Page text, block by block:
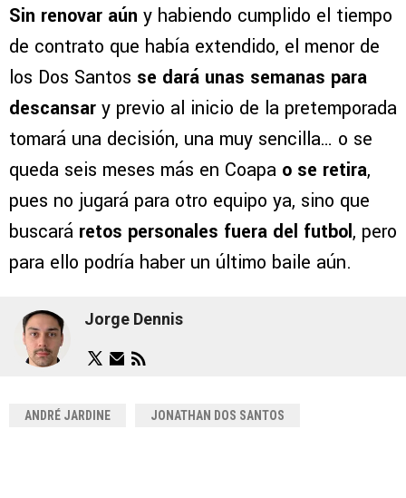
Sin renovar aún y habiendo cumplido el tiempo
de contrato que había extendido, el menor de
los Dos Santos se dará unas semanas para
descansar y previo al inicio de la pretemporada
tomará una decisión, una muy sencilla… o se
queda seis meses más en Coapa o se retira,
pues no jugará para otro equipo ya, sino que
buscará retos personales fuera del futbol, pero
para ello podría haber un último baile aún.
Jorge Dennis
ANDRÉ JARDINE JONATHAN DOS SANTOS